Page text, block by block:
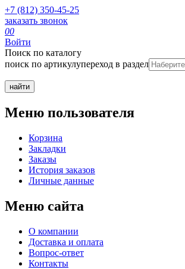
+7 (812) 350-45-25
заказать звонок
00
Войти
Поиск по каталогу
поиск по артикулупереход в раздел
Меню пользователя
Корзина
Закладки
Заказы
История заказов
Личные данные
Меню сайта
О компании
Доставка и оплата
Вопрос-ответ
Контакты